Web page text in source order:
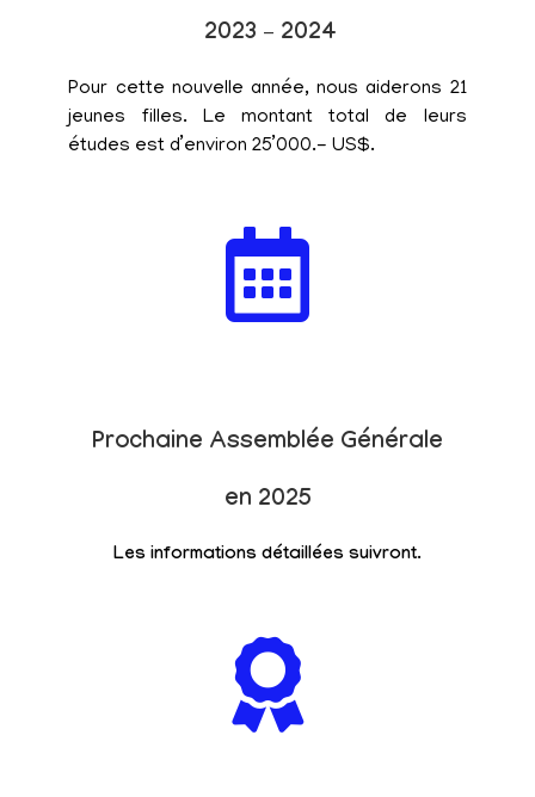
2023 – 2024
Pour cette nouvelle année, nous aiderons 21
jeunes filles. Le montant total de leurs
études est d’environ 25’000.- US$.
Prochaine Assemblée Générale
en 2025
Les informations détaillées suivront.